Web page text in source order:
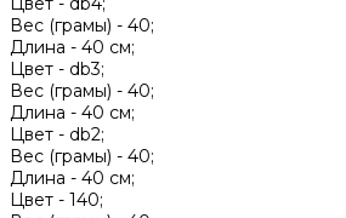
Вес (грамы) - 40;
Длина - 40 см;
Цвет - db3;
Вес (грамы) - 40;
Длина - 40 см;
Цвет - db2;
Вес (грамы) - 40;
Длина - 40 см;
Цвет - 140;